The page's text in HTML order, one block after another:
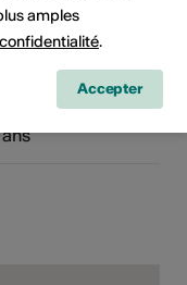
Concert
amples
.
Accepter